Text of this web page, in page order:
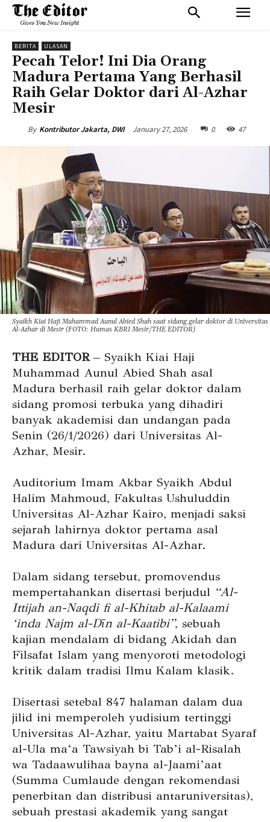
BERITA ULASAN
Pecah Telor! Ini Dia Orang
Madura Pertama Yang Berhasil
Raih Gelar Doktor dari Al-Azhar
Mesir
By Kontributor Jakarta, DWI January 27, 2026 0 47
Syaikh Kiai Haji Muhammad Aunul Abied Shah saat sidang gelar doktor di Universitas
Al-Azhar di Mesir (FOTO: Humas KBRI Mesir/THE EDITOR)
THE EDITOR– Syaikh Kiai Haji
Muhammad Aunul Abied Shah asal
Madura berhasil raih gelar doktor dalam
sidang promosi terbuka yang dihadiri
banyak akademisi dan undangan pada
Senin (26/1/2026) dari Universitas Al-
Azhar, Mesir.
Auditorium Imam Akbar Syaikh Abdul
Halim Mahmoud, Fakultas Ushuluddin
Universitas Al-Azhar Kairo, menjadi saksi
sejarah lahirnya doktor pertama asal
Madura dari Universitas Al-Azhar.
Dalam sidang tersebut, promovendus
mempertahankan disertasi berjudul “Al-
Ittijah an-Naqdi fi al-Khitab al-Kalaami
‘inda Najm al-Dīn al-Kaatibi”, sebuah
kajian mendalam di bidang Akidah dan
Filsafat Islam yang menyoroti metodologi
kritik dalam tradisi Ilmu Kalam klasik.
Disertasi setebal 847 halaman dalam dua
jilid ini memperoleh yudisium tertinggi
Universitas Al-Azhar, yaitu Martabat Syaraf
al-Ula ma‘a Tawsiyah bi Tab’i al-Risalah
wa Tadaawulihaa bayna al-Jaami’aat
(Summa Cumlaude dengan rekomendasi
penerbitan dan distribusi antaruniversitas),
sebuah prestasi akademik yang sangat